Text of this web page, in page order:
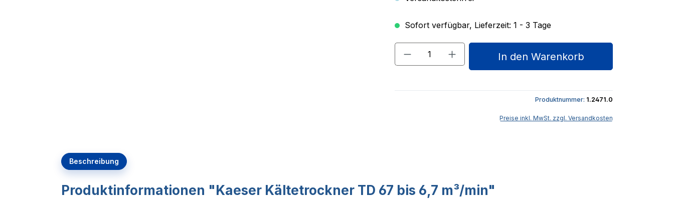
Sofort verfügbar, Lieferzeit: 1 - 3 Tage
Produkt Anzahl: Gib den gewünschten Wert
In den Warenkorb
Produktnummer: 1.2471.0
Preise inkl. MwSt. zzgl. Versandkosten
Beschreibung
Produktinformationen "Kaeser Kältetrockner TD 67 bis 6,7 m³/min"